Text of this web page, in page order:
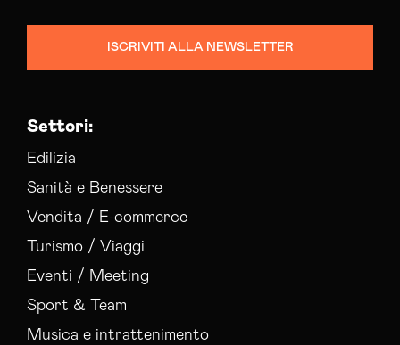
ISCRIVITI ALLA NEWSLETTER
Settori:
Edilizia
Sanità e Benessere
Vendita / E-commerce
Turismo / Viaggi
Eventi / Meeting
Sport & Team
Musica e intrattenimento